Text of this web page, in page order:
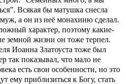
Всякая бы матушка снесла
а он из неё монахиню сделал.
характер, поэтому какие-
земной жизни он тоже терпел.
Иоанна Златоуста тоже был
так показывал, что мало не
есть свои особенности, но это
ему приблизиться к Богу, стать